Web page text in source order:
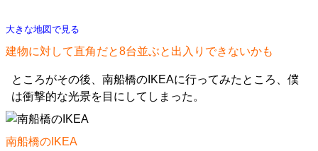
大きな地図で見る
建物に対して直角だと8台並ぶと出入りできないかも
ところがその後、南船橋のIKEAに行ってみたところ、僕
は衝撃的な光景を目にしてしまった。
南船橋のIKEA